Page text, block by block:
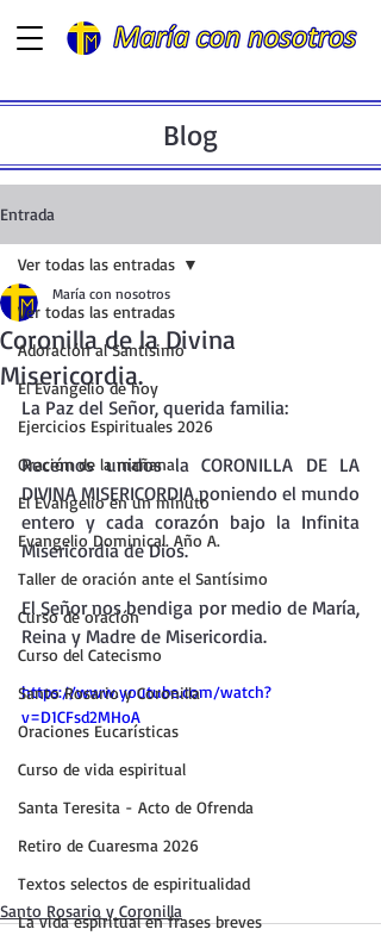
Blog
Entrada
Ver todas las entradas
Adoración al Santísimo
El Evangelio de hoy
Ejercicios Espirituales 2026
Oración de la mañana
El Evangelio en un minuto
Evangelio Dominical. Año A.
Taller de oración ante el Santísimo
Curso de oración
Curso del Catecismo
Santo Rosario y Coronilla
Oraciones Eucarísticas
Curso de vida espiritual
Santa Teresita - Acto de Ofrenda
Retiro de Cuaresma 2026
Textos selectos de espiritualidad
La vida espiritual en frases breves
Ver todas las entradas
Coronilla de la Divina
Misericordia.
María con nosotros
La Paz del Señor, querida familia:
Recemos unidos la CORONILLA DE LA
DIVINA MISERICORDIA poniendo el mundo
entero y cada corazón bajo la Infinita
Misericordia de Dios.
El Señor nos bendiga por medio de María,
Reina y Madre de Misericordia.
https://www.youtube.com/watch?
v=D1CFsd2MHoA
Santo Rosario y Coronilla